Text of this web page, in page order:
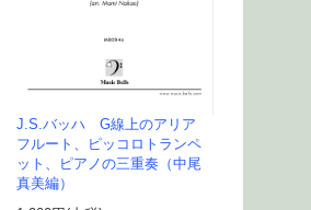
J.S.バッハ G線上のアリア
フルート、ピッコロトランペ
ット、ピアノの三重奏（中尾
真美編）